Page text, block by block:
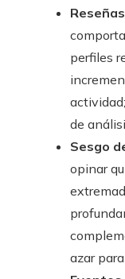
perfiles
de
Sesgo
opinar
azar